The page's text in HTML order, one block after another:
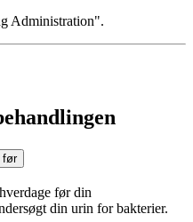
Administration".
før
før din
din urin for bakterier.